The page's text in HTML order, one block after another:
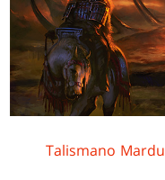
Talismano Mardu